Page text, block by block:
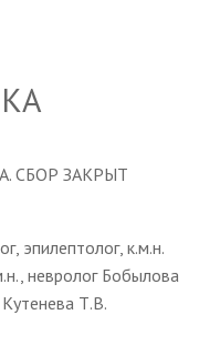
СБОР ЗАКРЫТ
эпилептолог, к.м.н.
невролог Бобылова
Т.В.